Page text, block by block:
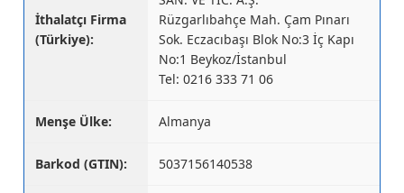
İthalatçı Firma
(Türkiye):
Rüzgarlıbahçe Mah. Çam Pınarı
Sok. Eczacıbaşı Blok No:3 İç Kapı
No:1 Beykoz/İstanbul
Tel: 0216 333 71 06
Menşe Ülke: Almanya
Barkod (GTIN): 5037156140538